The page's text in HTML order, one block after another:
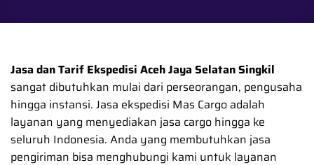
Jasa dan Tarif Ekspedisi Aceh Jaya Selatan Singkil
sangat dibutuhkan mulai dari perseorangan, pengusaha
hingga instansi. Jasa ekspedisi Mas Cargo adalah
layanan yang menyediakan jasa cargo hingga ke
seluruh Indonesia. Anda yang membutuhkan jasa
pengiriman bisa menghubungi kami untuk layanan